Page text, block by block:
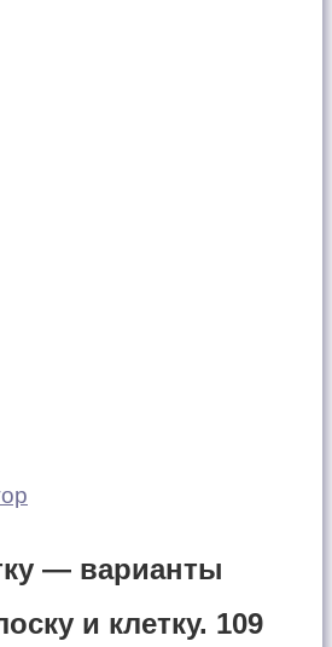
— варианты
и клетку. 109